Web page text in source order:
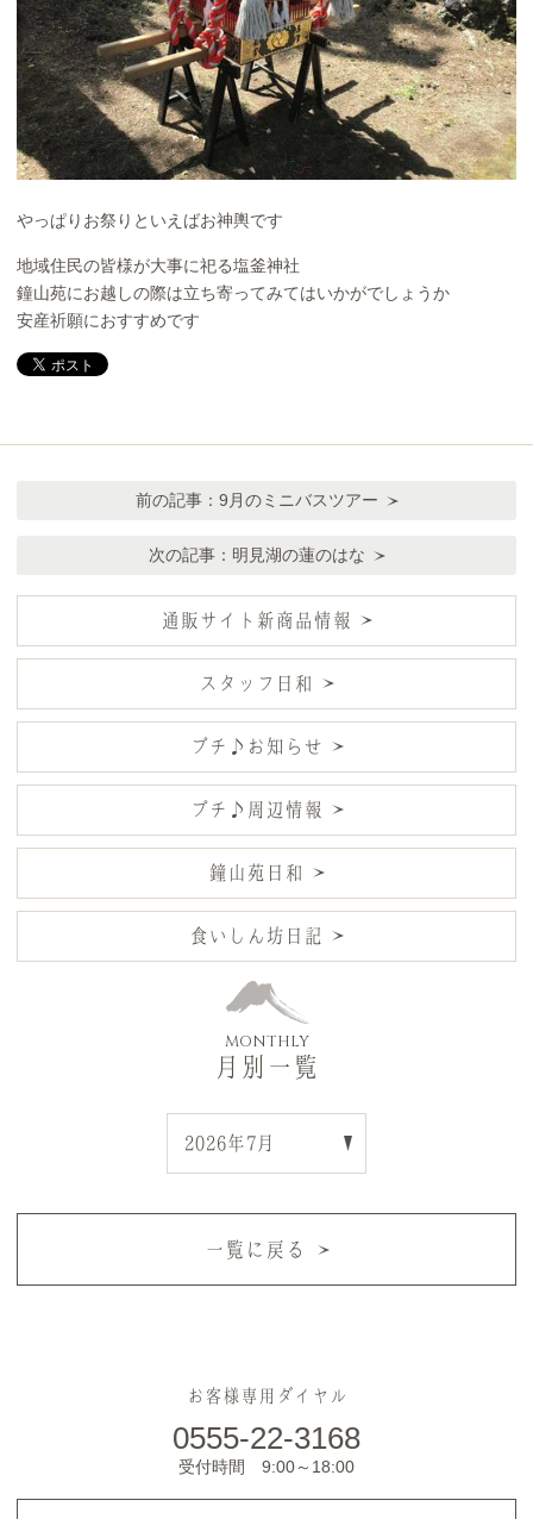
やっぱりお祭りといえばお神輿です
地域住民の皆様が大事に祀る塩釜神社
鐘山苑にお越しの際は立ち寄ってみてはいかがでしょうか
安産祈願におすすめです
前の記事： 9月のミニバスツアー
次の記事： 明見湖の蓮のはな
通販サイト新商品情報
スタッフ日和
プチ♪お知らせ
プチ♪周辺情報
鐘山苑日和
食いしん坊日記
MONTHLY
月別一覧
一覧に戻る
お客様専用ダイヤル
0555-22-3168
受付時間 9:00～18:00